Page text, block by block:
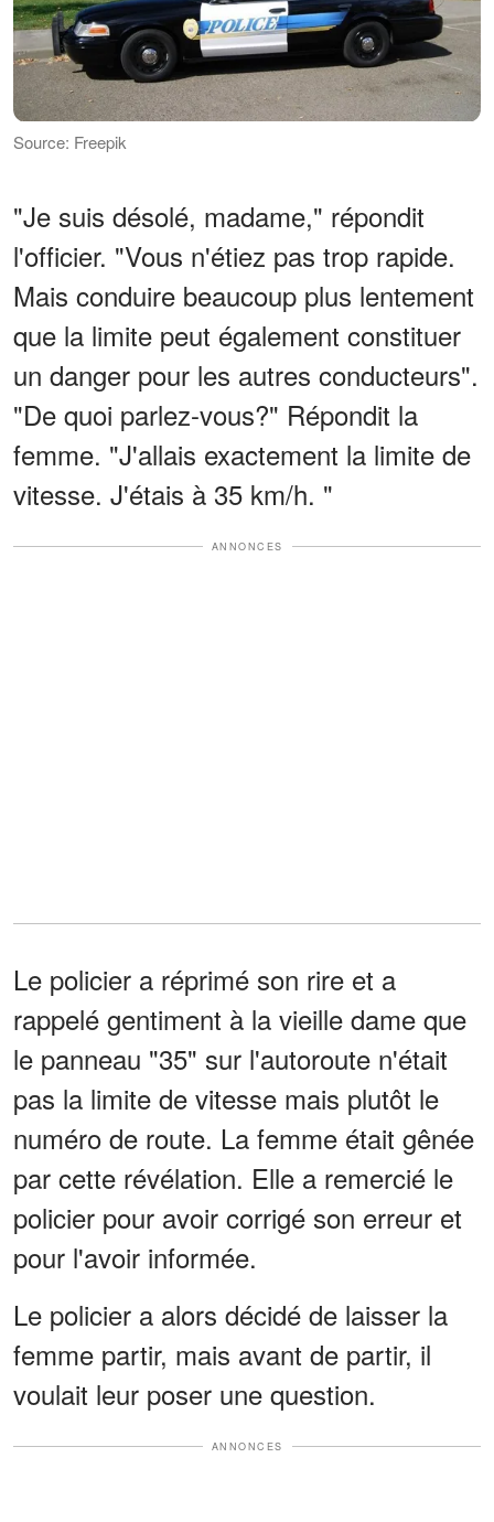
Source: Freepik
"Je suis désolé, madame," répondit
l'officier. "Vous n'étiez pas trop rapide.
Mais conduire beaucoup plus lentement
que la limite peut également constituer
un danger pour les autres conducteurs".
"De quoi parlez-vous?" Répondit la
femme. "J'allais exactement la limite de
vitesse. J'étais à 35 km/h. "
ANNONCES
Le policier a réprimé son rire et a
rappelé gentiment à la vieille dame que
le panneau "35" sur l'autoroute n'était
pas la limite de vitesse mais plutôt le
numéro de route. La femme était gênée
par cette révélation. Elle a remercié le
policier pour avoir corrigé son erreur et
pour l'avoir informée.
Le policier a alors décidé de laisser la
femme partir, mais avant de partir, il
voulait leur poser une question.
ANNONCES